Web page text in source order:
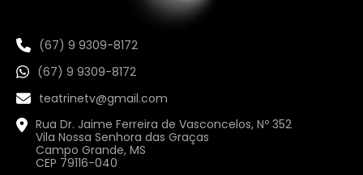
(67) 9 9309-8172
(67) 9 9309-8172
teatrinetv@gmail.com
Rua Dr. Jaime Ferreira de Vasconcelos, Nº 352
Vila Nossa Senhora das Graças
Campo Grande, MS
CEP 79116-040